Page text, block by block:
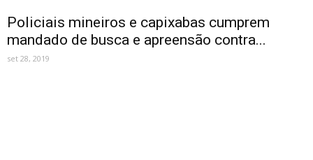
Policiais mineiros e capixabas cumprem
mandado de busca e apreensão contra...
set 28, 2019